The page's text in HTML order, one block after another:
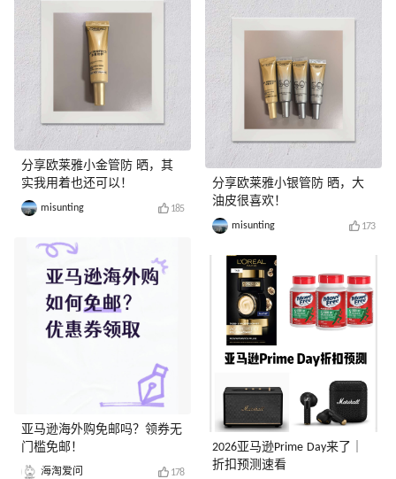
分享欧莱雅小金管防 晒，其
实我用着也还可以！
misunting 185
亚马逊海外购免邮吗？领券无
门槛免邮！
海淘爱问 178
分享欧莱雅小银管防 晒，大
油皮很喜欢！
misunting 173
2026亚马逊Prime Day来了｜
折扣预测速看